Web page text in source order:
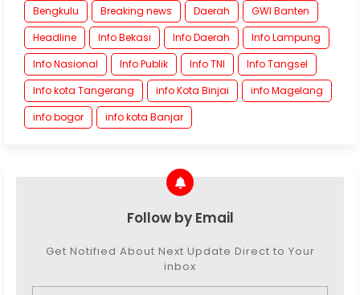
Bengkulu Breaking news Daerah
GWI Banten
Headline
Info Bekasi Info Daerah
Info Lampung
Info Nasional
Info Publik Info TNI
Info Tangsel
Info kota Tangerang
info Kota Binjai
info Magelang
info bogor
info kota Banjar
Follow by Email
Get Notified About Next Update Direct to Your
inbox